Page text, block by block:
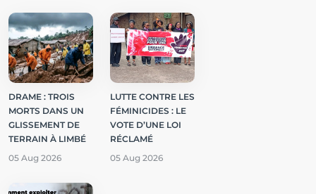
DRAME : TROIS
MORTS DANS UN
GLISSEMENT DE
TERRAIN À LIMBÉ
05 Aug 2026
LUTTE CONTRE LES
FÉMINICIDES : LE
VOTE D’UNE LOI
RÉCLAMÉ
05 Aug 2026